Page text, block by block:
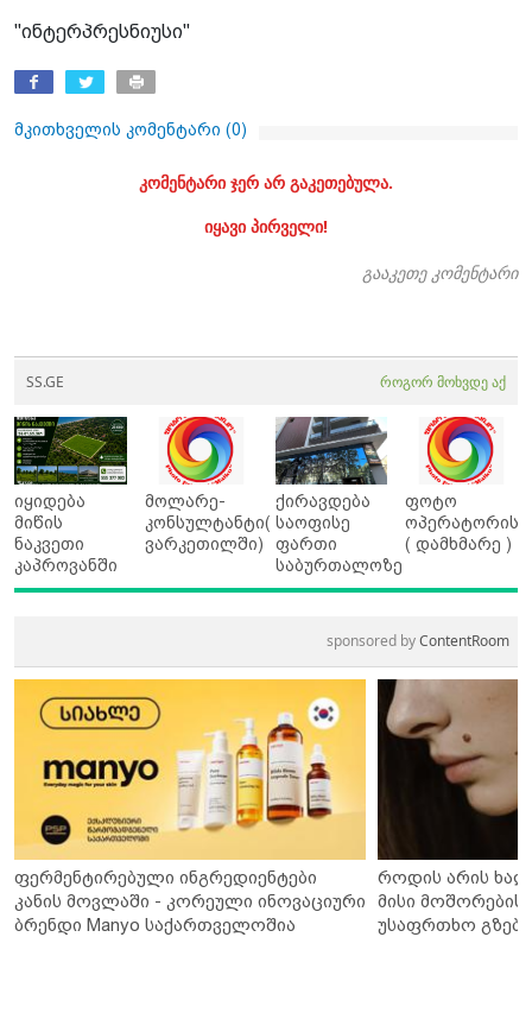
"ინტერპრესნიუსი"
მკითხველის კომენტარი (0)
კომენტარი ჯერ არ გაკეთებულა.
იყავი პირველი!
გააკეთე კომენტარი
SS.GE როგორ მოხვდე აქ
იყიდება
მიწის
ნაკვეთი
კაპროვანში
მოლარე-
კონსულტანტი(
ვარკეთილში)
ქირავდება
საოფისე
ფართი
საბურთალოზე
ფოტო
ოპერატორის
( დამხმარე )
sponsored byContentRoom
ფერმენტირებული ინგრედიენტები
კანის მოვლაში - კორეული ინოვაციური
ბრენდი Manyo საქართველოშია
როდის არის
მისი მოშორების
უსაფრთხო გზები